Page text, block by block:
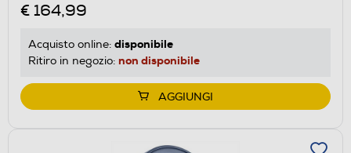
€ 164,99
Acquisto online: disponibile
Ritiro in negozio: non disponibile
AGGIUNGI